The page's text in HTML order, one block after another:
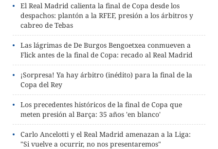
El Real Madrid calienta la final de Copa desde los
despachos: plantón a la RFEF, presión a los árbitros y
cabreo de Tebas
Las lágrimas de De Burgos Bengoetxea conmueven a
Flick antes de la final de Copa: recado al Real Madrid
¡Sorpresa! Ya hay árbitro (inédito) para la final de la
Copa del Rey
Los precedentes históricos de la final de Copa que
meten presión al Barça: 35 años 'en blanco'
Carlo Ancelotti y el Real Madrid amenazan a la Liga:
"Si vuelve a ocurrir, no nos presentaremos"